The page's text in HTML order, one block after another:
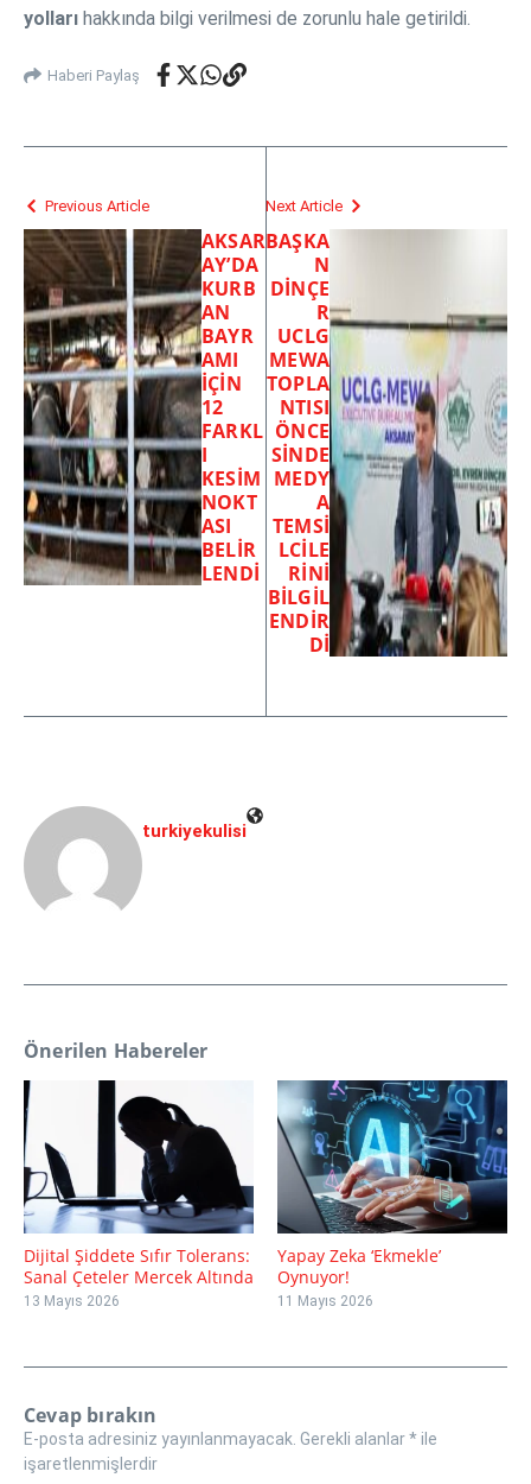
yolları hakkında bilgi verilmesi de zorunlu hale getirildi.
Haberi Paylaş
Previous Article
AKSAR
AY’DA
KURB
AN
BAYR
AMI
İÇİN
12
FARKL
I
KESİM
NOKT
ASI
BELİR
LENDİ
Next Article
BAŞKA
N
DİNÇE
R
UCLG
MEWA
TOPLA
NTISI
ÖNCE
SİNDE
MEDY
A
TEMSİ
LCİLE
RİNİ
BİLGİL
ENDİR
Dİ
turkiyekulisi
Önerilen Habereler
Dijital Şiddete Sıfır Tolerans:
Sanal Çeteler Mercek Altında
13 Mayıs 2026
Yapay Zeka ‘Ekmekle’
Oynuyor!
11 Mayıs 2026
Cevap bırakın
E-posta adresiniz yayınlanmayacak. Gerekli alanlar*ile
işaretlenmişlerdir